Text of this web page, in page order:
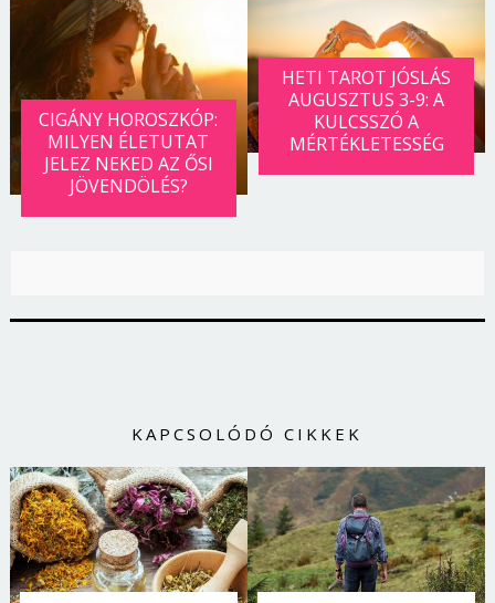
CIGÁNY HOROSZKÓP:
MILYEN ÉLETUTAT
JELEZ NEKED AZ ŐSI
JÖVENDÖLÉS?
HETI TAROT JÓSLÁS
AUGUSZTUS 3-9: A
KULCSSZÓ A
MÉRTÉKLETESSÉG
KAPCSOLÓDÓ CIKKEK